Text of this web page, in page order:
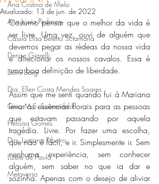
Ana Cristina de Melo
Ana Lúcia Pedrozo
Cássia Elisa Betetto Sciamana
Denise Giarelli
Doris Barg
Dra. Ellen Costa Mendes Soares
Gina M.S. Soomerfeld
Heloisa Gomes
Dra. Luciana Ribeiro
Lizete de Paula
Metaverso
Atualizado: 13 de jun. de 2022
Costumo pensar que o melhor da vida é
ser livre. Uma vez, ouvi de alguém que
devemos pegar as rédeas da nossa vida
e direcionar os nossos cavalos. Essa é
uma boa definição de liberdade.
Assim que me senti quando fui à Mariana
levar as essências florais para as pessoas
que estavam passando por aquela
tragédia. Livre. Por fazer uma escolha,
que não é fácil, e ir. Simplesmente ir. Sem
nenhuma experiência, sem conhecer
alguém, sem saber no que ia dar e
sozinha. Apenas com o desejo de aliviar